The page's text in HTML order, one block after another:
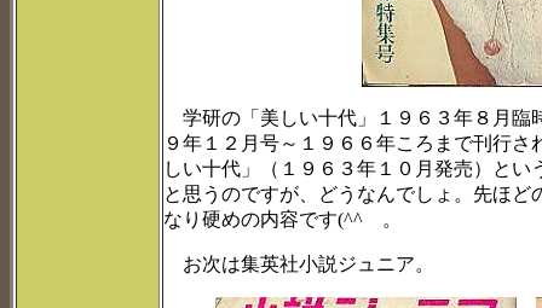
学研の「美しい十代」１９６３年８月臨
９年１２月号～１９６６年ころまで刊行
しい十代」（１９６３年１０月発売）と
と思うのですが、どうなんでしょ。先ほ
なり硬めの内容です(^^ゞ。
お次は集英社小説ジュニア。